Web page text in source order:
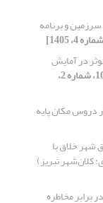
و برنامه
در آمایش
[دوره 10، شماره 2،
دروس مکان پایه
شهر خلاق با
کلان‌شهر تبریز)
مخاطره